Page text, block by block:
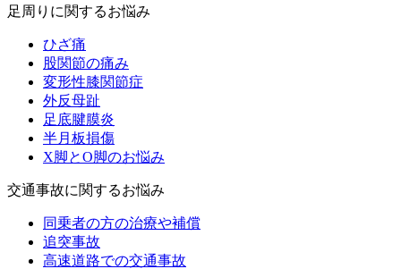
足周りに関するお悩み
ひざ痛
股関節の痛み
変形性膝関節症
外反母趾
足底腱膜炎
半月板損傷
X脚とO脚のお悩み
交通事故に関するお悩み
同乗者の方の治療や補償
追突事故
高速道路での交通事故